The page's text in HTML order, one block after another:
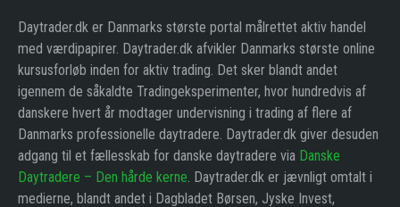
Daytrader.dk er Danmarks største portal målrettet aktiv handel
med værdipapirer. Daytrader.dk afvikler Danmarks største online
kursusforløb inden for aktiv trading. Det sker blandt andet
igennem de såkaldte Tradingeksperimenter, hvor hundredvis af
danskere hvert år modtager undervisning i trading af flere af
Danmarks professionelle daytradere. Daytrader.dk giver desuden
adgang til et fællesskab for danske daytradere via Danske
Daytradere – Den hårde kerne. Daytrader.dk er jævnligt omtalt i
medierne, blandt andet i Dagbladet Børsen, Jyske Invest,